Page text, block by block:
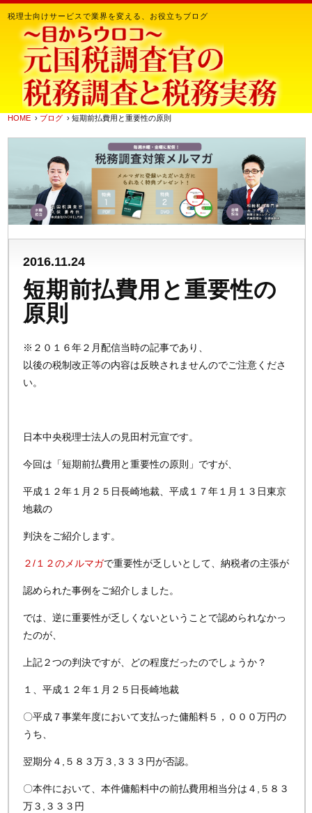
税理士向けサービスで業界を変える、お役立ちブログ
HOME › ブログ › 短期前払費用と重要性の原則
2016.11.24
短期前払費用と重要性の
原則
※２０１６年２月配信当時の記事であり、
以後の税制改正等の内容は反映されませんのでご注意くださ
い。
日本中央税理士法人の見田村元宣です。
今回は「短期前払費用と重要性の原則」ですが、
平成１２年１月２５日長崎地裁、平成１７年１月１３日東京
地裁の
判決をご紹介します。
２/１２のメルマガで重要性が乏しいとして、納税者の主張が
認められた事例をご紹介しました。
では、逆に重要性が乏しくないということで認められなかっ
たのが、
上記２つの判決ですが、どの程度だったのでしょうか？
１、平成１２年１月２５日長崎地裁
〇平成７事業年度において支払った傭船料５，０００万円の
うち、
翌期分４,５８３万３,３３３円が否認。
〇本件において、本件傭船料中の前払費用相当分は４,５８３
万３,３３３円